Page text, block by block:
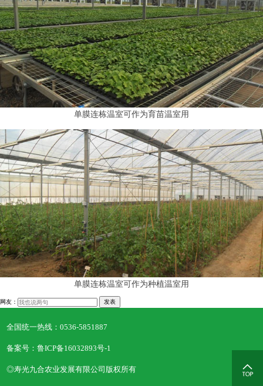
单膜连栋温室可作为育苗温室用
单膜连栋温室可作为种植温室用
网友： 发表
全国统一热线：0536-5851887
备案号：鲁ICP备16032893号-1
◎寿光九合农业发展有限公司版权所有